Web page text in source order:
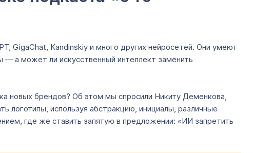
GigaChat, Kandinskiy и много других нейросетей. Они умеют
— а может ли искусственный интеллект заменить
новых брендов? Об этом мы спросили Никиту Деменкова,
логотипы, используя абстракцию, инициалы, различные
где же ставить запятую в предложении: «ИИ запретить